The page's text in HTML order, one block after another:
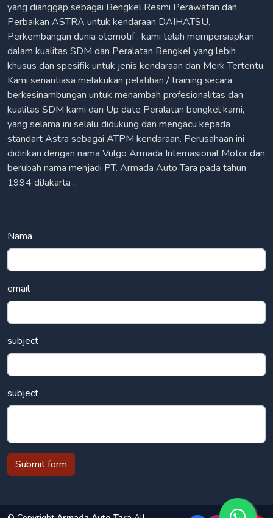
yang dianggap sebagai Bengkel Resmi Perawatan dan
Perbaikan ASTRA untuk kendaraan DAIHATSU.
Perkembangan dunia otomotif , kami telah mempersiapkan
dalam kualitas SDM dan Peralatan Bengkel yang lebih
khusus dan spesifik untuk jenis kendaraan dan Merk Tertentu.
Kami senantiasa melakukan pelatihan / training secara
berkesinambungan untuk menambah profesionalitas dan
kualitas SDM kami dan Up date Peralatan bengkel kami,
yang selama ini selalu didukung dan mengacu kepada
standart Astra sebagai ATPM kendaraan. Perusahaan ini
didirikan dengan nama Vulgo Armada Internasional Motor dan
berubah nama menjadi PT. Armada Auto Tara pada tahun
1994 diJakarta ..
Nama
email
subject
subject
Submit form